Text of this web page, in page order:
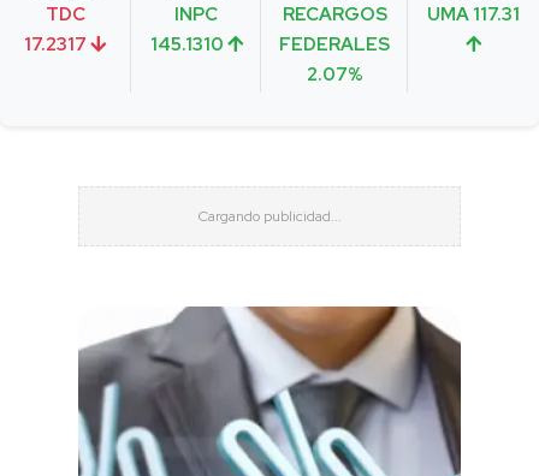
TDC
17.2317
INPC
145.1310
RECARGOS
FEDERALES
2.07%
UMA 117.31